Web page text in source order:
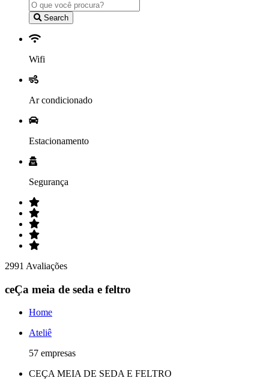
Search
Wifi
Ar condicionado
Estacionamento
Segurança
2991 Avaliações
ceÇa meia de seda e feltro
Home
Ateliê
57 empresas
CEÇA MEIA DE SEDA E FELTRO